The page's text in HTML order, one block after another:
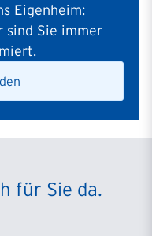
Eigenheim:
sind Sie immer
für Sie da.